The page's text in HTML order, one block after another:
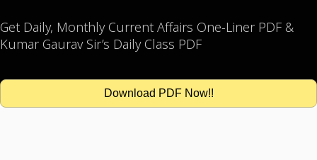
Get Daily, Monthly Current Affairs One-Liner PDF &
Kumar Gaurav Sir’s Daily Class PDF
Download PDF Now!!